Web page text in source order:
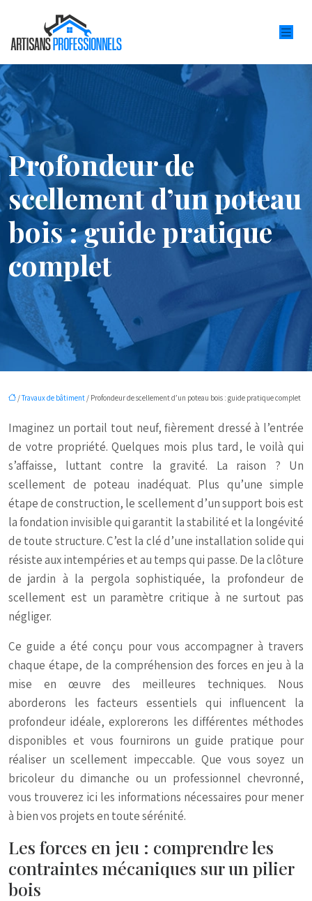
Profondeur de
scellement d’un poteau
bois : guide pratique
complet
/Travaux de bâtiment / Profondeur de scellement d’un poteau bois : guide pratique complet
Imaginez un portail tout neuf, fièrement dressé à l’entrée
de votre propriété. Quelques mois plus tard, le voilà qui
s’affaisse, luttant contre la gravité. La raison ? Un
scellement de poteau inadéquat. Plus qu’une simple
étape de construction, le scellement d’un support bois est
la fondation invisible qui garantit la stabilité et la longévité
de toute structure. C’est la clé d’une installation solide qui
résiste aux intempéries et au temps qui passe. De la clôture
de jardin à la pergola sophistiquée, la profondeur de
scellement est un paramètre critique à ne surtout pas
négliger.
Ce guide a été conçu pour vous accompagner à travers
chaque étape, de la compréhension des forces en jeu à la
mise en œuvre des meilleures techniques. Nous
aborderons les facteurs essentiels qui influencent la
profondeur idéale, explorerons les différentes méthodes
disponibles et vous fournirons un guide pratique pour
réaliser un scellement impeccable. Que vous soyez un
bricoleur du dimanche ou un professionnel chevronné,
vous trouverez ici les informations nécessaires pour mener
à bien vos projets en toute sérénité.
Les forces en jeu : comprendre les
contraintes mécaniques sur un pilier
bois